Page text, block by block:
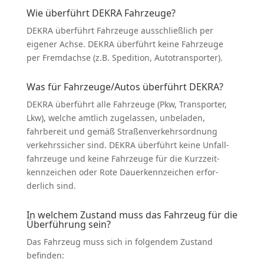
Wie überführt DEKRA Fahrzeuge?
DEKRA überführt Fahrzeuge ausschließlich per
eigener Achse. DEKRA überführt keine Fahrzeuge
per Fremd­achse (z.B. Spedition, Autotrans­porter).
Was für Fahrzeuge/Autos überführt DEKRA?
DEKRA überführt alle Fahrzeuge (Pkw, Trans­porter,
Lkw), welche amtlich zugelassen, unbeladen,
fahrbereit und gemäß Straßen­ver­kehrs­ordnung
verkehrs­sicher sind. DEKRA überführt keine Unfall­
fahr­zeuge und keine Fahrzeuge für die Kurzzeit­
kenn­zeichen oder Rote Dauer­kenn­zeichen erfor­
derlich sind.
In welchem Zustand muss das Fahrzeug für die
Überführung sein?
Das Fahrzeug muss sich in folgendem Zustand
befinden: